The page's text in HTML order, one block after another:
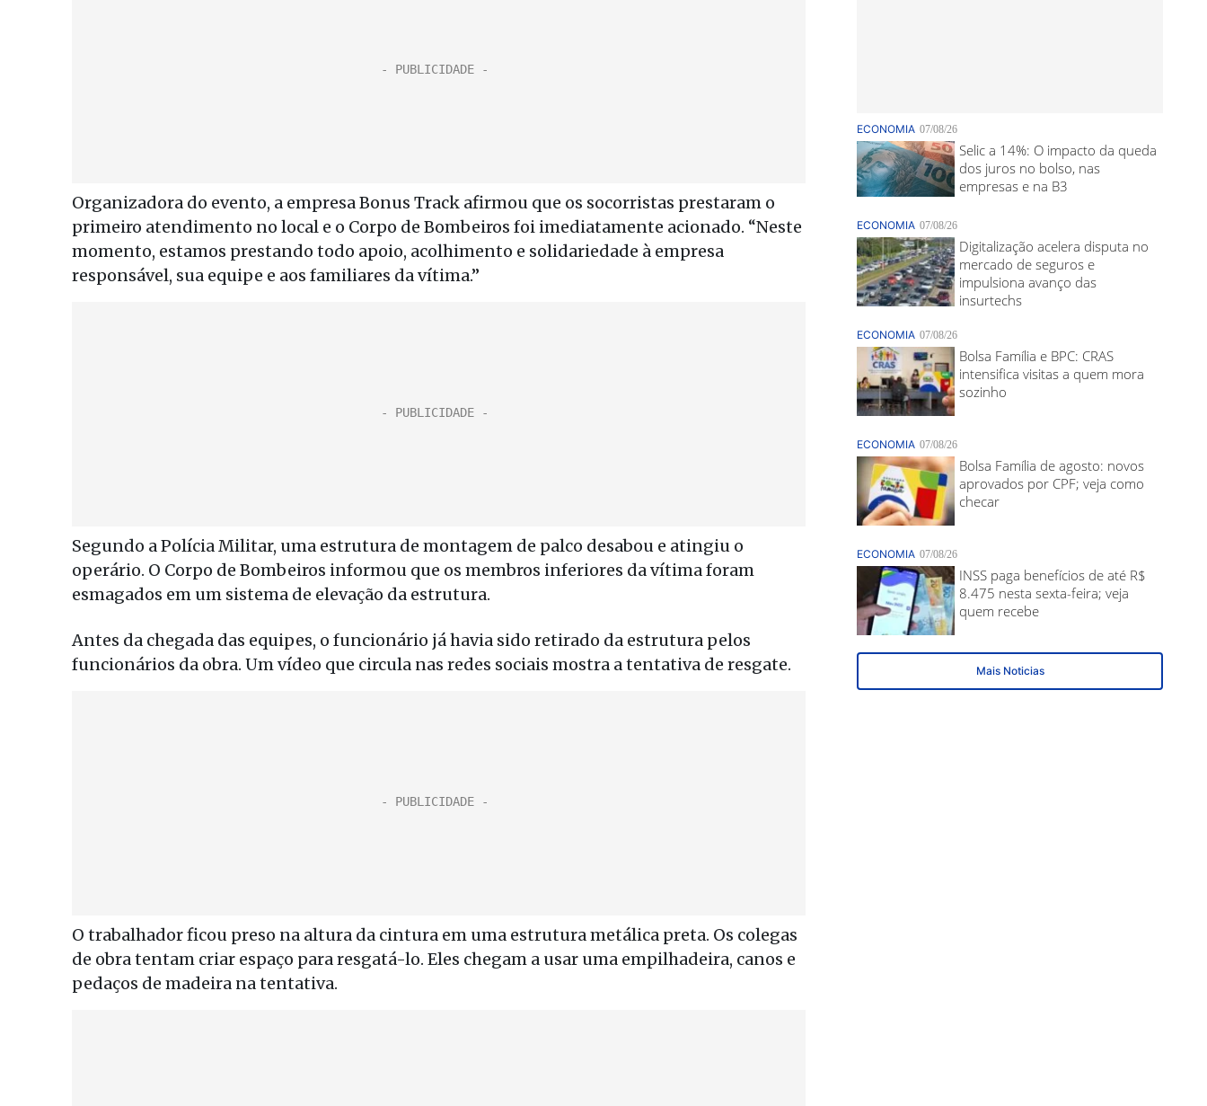
Organizadora do evento, a empresa Bonus Track afirmou que os socorristas prestaram o
primeiro atendimento no local e o Corpo de Bombeiros foi imediatamente acionado. “Neste
momento, estamos prestando todo apoio, acolhimento e solidariedade à empresa
responsável, sua equipe e aos familiares da vítima.”
Segundo a Polícia Militar, uma estrutura de montagem de palco desabou e atingiu o
operário. O Corpo de Bombeiros informou que os membros inferiores da vítima foram
esmagados em um sistema de elevação da estrutura.
Antes da chegada das equipes, o funcionário já havia sido retirado da estrutura pelos
funcionários da obra. Um vídeo que circula nas redes sociais mostra a tentativa de resgate.
O trabalhador ficou preso na altura da cintura em uma estrutura metálica preta. Os colegas
de obra tentam criar espaço para resgatá-lo. Eles chegam a usar uma empilhadeira, canos e
pedaços de madeira na tentativa.